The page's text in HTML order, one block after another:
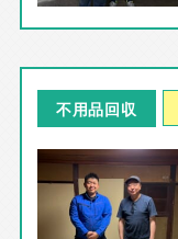
不用品回収